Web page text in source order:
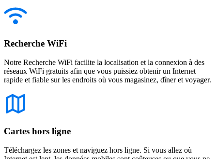
Recherche WiFi
Notre Recherche WiFi facilite la localisation et la connexion à des
réseaux WiFi gratuits afin que vous puissiez obtenir un Internet
rapide et fiable sur les endroits où vous magasinez, dîner et voyager.
Cartes hors ligne
Téléchargez les zones et naviguez hors ligne. Si vous allez où